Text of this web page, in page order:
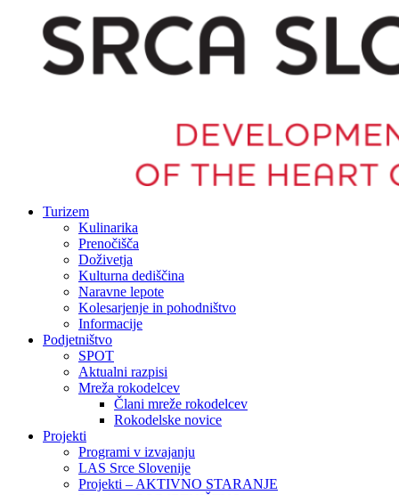
Turizem
Kulinarika
Prenočišča
Doživetja
Kulturna dediščina
Naravne lepote
Kolesarjenje in pohodništvo
Informacije
Podjetništvo
SPOT
Aktualni razpisi
Mreža rokodelcev
Člani mreže rokodelcev
Rokodelske novice
Projekti
Programi v izvajanju
LAS Srce Slovenije
Projekti – AKTIVNO STARANJE